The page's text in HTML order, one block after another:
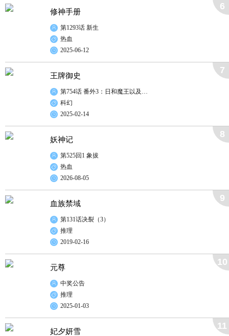
修神手册
第1293话 新生
热血
2025-06-12
6
王牌御史
第754话 番外3：日和魔王以及…
科幻
2025-02-14
7
妖神记
第525回1 象拔
热血
2026-08-05
8
血族禁域
第131话决裂（3）
推理
2019-02-16
9
元尊
中奖公告
推理
2025-01-03
10
妃夕妍雪
11